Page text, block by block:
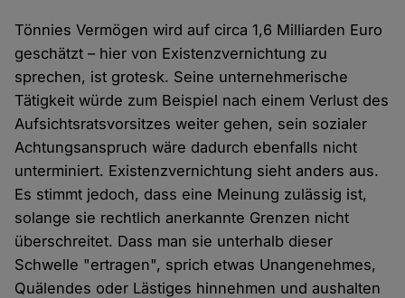
Tönnies Vermögen wird auf circa 1,6 Milliarden Euro
geschätzt – hier von Existenzvernichtung zu
sprechen, ist grotesk. Seine unternehmerische
Tätigkeit würde zum Beispiel nach einem Verlust des
Aufsichtsratsvorsitzes weiter gehen, sein sozialer
Achtungsanspruch wäre dadurch ebenfalls nicht
unterminiert. Existenzvernichtung sieht anders aus.
Es stimmt jedoch, dass eine Meinung zulässig ist,
solange sie rechtlich anerkannte Grenzen nicht
überschreitet. Dass man sie unterhalb dieser
Schwelle "ertragen", sprich etwas Unangenehmes,
Quälendes oder Lästiges hinnehmen und aushalten